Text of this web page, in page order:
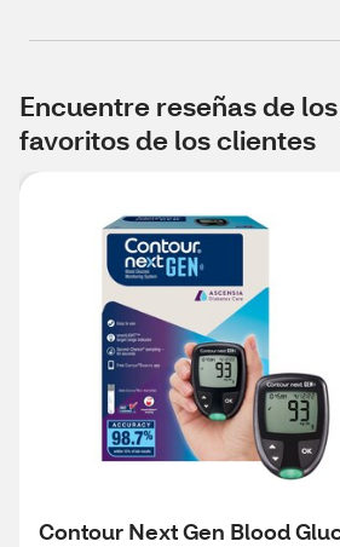
Encuentre reseñas de
favoritos de los clientes
Contour Next Gen Blood